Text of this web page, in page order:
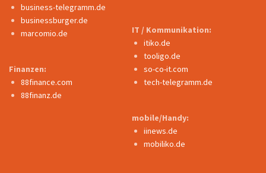
business-telegramm.de
businessburger.de
marcomio.de
Finanzen:
88finance.com
88finanz.de
IT / Kommunikation:
itiko.de
tooligo.de
so-co-it.com
tech-telegramm.de
mobile/Handy:
iinews.de
mobiliko.de